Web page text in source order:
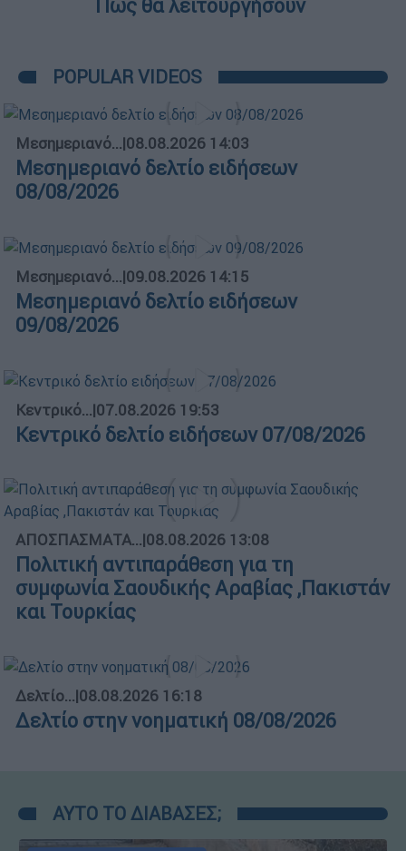
Πώς θα λειτουργήσουν
POPULAR VIDEOS
Μεσημεριανό...|08.08.2026 14:03
Μεσημεριανό δελτίο ειδήσεων
08/08/2026
Μεσημεριανό...|09.08.2026 14:15
Μεσημεριανό δελτίο ειδήσεων
09/08/2026
Κεντρικό...|07.08.2026 19:53
Κεντρικό δελτίο ειδήσεων 07/08/2026
ΑΠΟΣΠΑΣΜΑΤΑ...|08.08.2026 13:08
Πολιτική αντιπαράθεση για τη
συμφωνία Σαουδικής Αραβίας ,Πακιστάν
και Τουρκίας
Δελτίο...|08.08.2026 16:18
Δελτίο στην νοηματική 08/08/2026
ΑΥΤΟ ΤΟ ΔΙΑΒΑΣΕΣ;